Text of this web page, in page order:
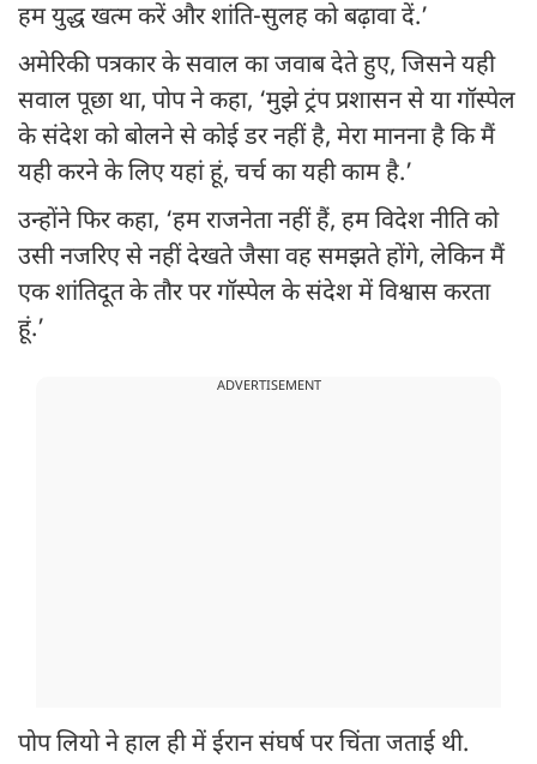
हम युद्ध खत्म करें और शांति-सुलह को बढ़ावा दें.’
अमेरिकी पत्रकार के सवाल का जवाब देते हुए, जिसने यही
सवाल पूछा था, पोप ने कहा, ‘मुझे ट्रंप प्रशासन से या गॉस्पेल
के संदेश को बोलने से कोई डर नहीं है, मेरा मानना ​​है कि मैं
यही करने के लिए यहां हूं, चर्च का यही काम है.’
उन्होंने फिर कहा, ‘हम राजनेता नहीं हैं, हम विदेश नीति को
उसी नजरिए से नहीं देखते जैसा वह समझते होंगे, लेकिन मैं
एक शांतिदूत के तौर पर गॉस्पेल के संदेश में विश्वास करता
हूं.’
ADVERTISEMENT
पोप लियो ने हाल ही में ईरान संघर्ष पर चिंता जताई थी.